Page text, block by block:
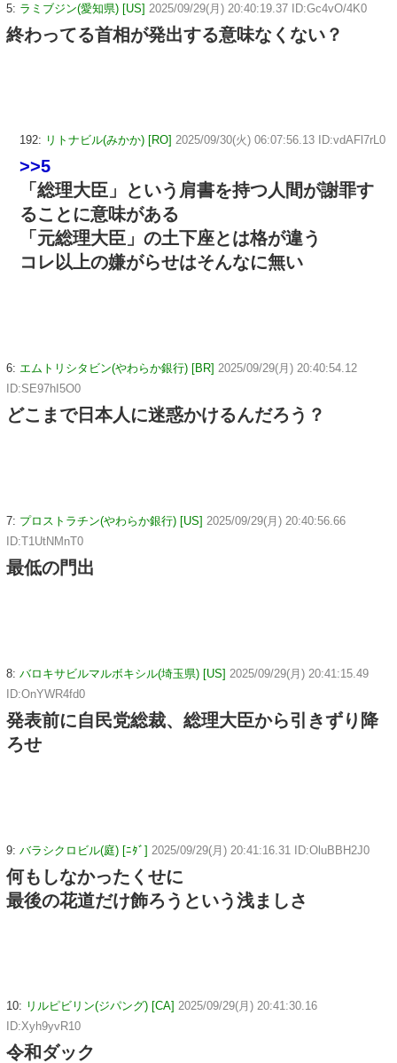
5: ラミブジン(愛知県) [US] 2025/09/29(月) 20:40:19.37 ID:Gc4vO/4K0
終わってる首相が発出する意味なくない？
192: リトナビル(みかか) [RO] 2025/09/30(火) 06:07:56.13 ID:vdAFl7rL0
>>5
「総理大臣」という肩書を持つ人間が謝罪す
ることに意味がある
「元総理大臣」の土下座とは格が違う
コレ以上の嫌がらせはそんなに無い
6: エムトリシタビン(やわらか銀行) [BR] 2025/09/29(月) 20:40:54.12
ID:SE97hI5O0
どこまで日本人に迷惑かけるんだろう？
7: プロストラチン(やわらか銀行) [US] 2025/09/29(月) 20:40:56.66
ID:T1UtNMnT0
最低の門出
8: バロキサビルマルボキシル(埼玉県) [US] 2025/09/29(月) 20:41:15.49
ID:OnYWR4fd0
発表前に自民党総裁、総理大臣から引きずり降
ろせ
9: バラシクロビル(庭) [ﾆﾀﾞ] 2025/09/29(月) 20:41:16.31 ID:OluBBH2J0
何もしなかったくせに
最後の花道だけ飾ろうという浅ましさ
10: リルピビリン(ジパング) [CA] 2025/09/29(月) 20:41:30.16
ID:Xyh9yvR10
令和ダック